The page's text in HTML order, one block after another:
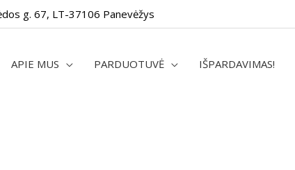
g. 67, LT-37106 Panevėžys
APIE MUS PARDUOTUVĖ IŠPARDAVIMAS!